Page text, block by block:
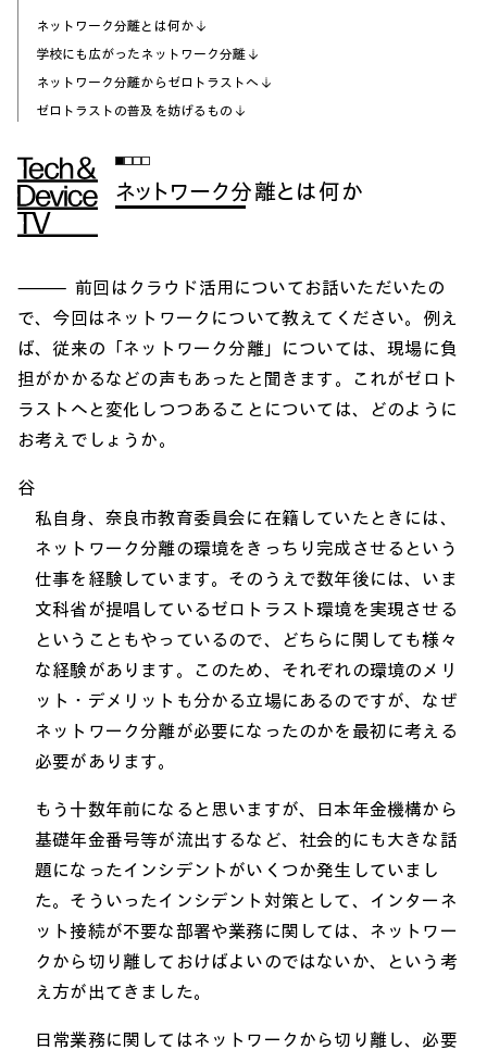
ネットワーク分離とは何か
学校にも広がったネットワーク分離
ネットワーク分離からゼロトラストへ
ゼロトラストの普及を妨げるもの
ネットワーク分離とは何か
前回はクラウド活用についてお話いただいたの
で、今回はネットワークについて教えてください。例え
ば、従来の「ネットワーク分離」については、現場に負
担がかかるなどの声もあったと聞きます。これがゼロト
ラストへと変化しつつあることについては、どのように
お考えでしょうか。
谷
私自身、奈良市教育委員会に在籍していたときには、
ネットワーク分離の環境をきっちり完成させるという
仕事を経験しています。そのうえで数年後には、いま
文科省が提唱しているゼロトラスト環境を実現させる
ということもやっているので、どちらに関しても様々
な経験があります。このため、それぞれの環境のメリ
ット・デメリットも分かる立場にあるのですが、なぜ
ネットワーク分離が必要になったのかを最初に考える
必要があります。
もう十数年前になると思いますが、日本年金機構から
基礎年金番号等が流出するなど、社会的にも大きな話
題になったインシデントがいくつか発生していまし
た。そういったインシデント対策として、インターネ
ット接続が不要な部署や業務に関しては、ネットワー
クから切り離しておけばよいのではないか、という考
え方が出てきました。
日常業務に関してはネットワークから切り離し、必要